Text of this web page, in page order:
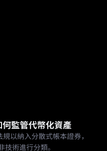
監管代幣化資產
以納入分散式帳本證券，
技術進行分類。